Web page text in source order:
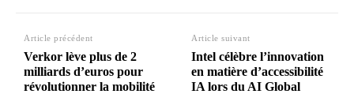
Article précédent
Verkor lève plus de 2
milliards d’euros pour
révolutionner la mobilité
Article suivant
Intel célèbre l’innovation
en matière d’accessibilité
IA lors du AI Global